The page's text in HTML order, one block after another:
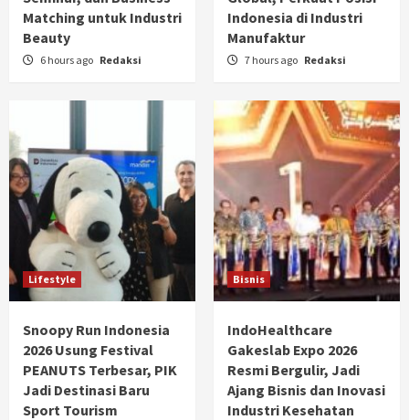
Matching untuk Industri
Beauty
6 hours ago Redaksi
Indonesia di Industri
Manufaktur
7 hours ago Redaksi
Lifestyle
Snoopy Run Indonesia
2026 Usung Festival
PEANUTS Terbesar, PIK
Jadi Destinasi Baru
Sport Tourism
Bisnis
IndoHealthcare
Gakeslab Expo 2026
Resmi Bergulir, Jadi
Ajang Bisnis dan Inovasi
Industri Kesehatan